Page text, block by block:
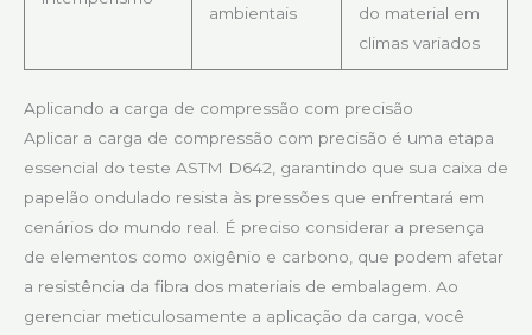
ambientais
do material em
climas variados
Aplicando a carga de compressão com precisão
Aplicar a carga de compressão com precisão é uma etapa
essencial do teste ASTM D642, garantindo que sua caixa de
papelão ondulado resista às pressões que enfrentará em
cenários do mundo real. É preciso considerar a presença
de elementos como oxigênio e carbono, que podem afetar
a resistência da fibra dos materiais de embalagem. Ao
gerenciar meticulosamente a aplicação da carga, você